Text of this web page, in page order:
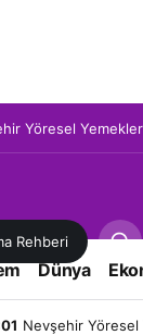
Yöresel
Rehberi
Dünya
Nevşehir